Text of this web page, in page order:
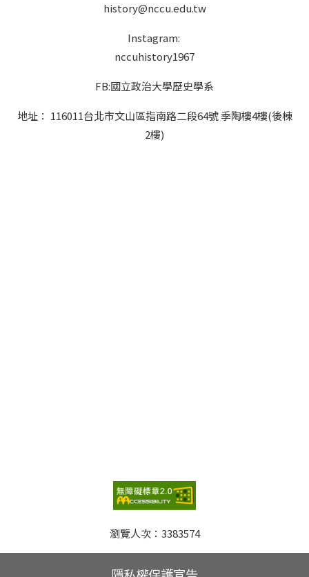
history@nccu.edu.tw
Instagram:
nccuhistory1967
FB:國立政治大學歷史學系
地址： 116011台北市文山區指南路二段64號 季陶樓4樓(後棟
2樓)
瀏覽人次： 3383574